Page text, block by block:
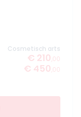
Cosmetisch arts
€ 210 ,00
€ 450 ,00